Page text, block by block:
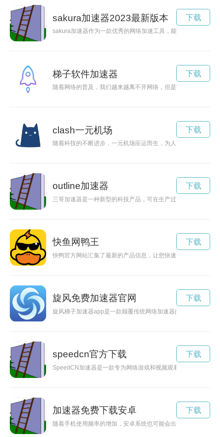
sakura加速器2023最新版本
sakura加速器作为一款优秀的网络加速工具，能够帮助用户提
下载
梯子软件加速器
随着网络的普及，我们越来越离不开网络，但是在一些特殊情
下载
clash一元机场
随着科技的不断进步，一元机场应运而生，为人们提供了更便
下载
outline加速器
三哥加速器是一种新型的科技产品，可在生产过程中显著提高
下载
快鱼网鸭王
快鸭官方网站汇集了最新的产品信息，让您快速了解快鸭的产
下载
旋风免费加速器官网
旋风梯子加速器app是一款颠覆传统网络加速器的应用，通过
下载
speedcn官方下载
SpeedCN加速器是一款专为网络游戏和视频观看者设计的加速
下载
加速器免费下载安卓
随着手机使用频率的增加，安卓系统也可能会出现卡顿和缓慢
下载